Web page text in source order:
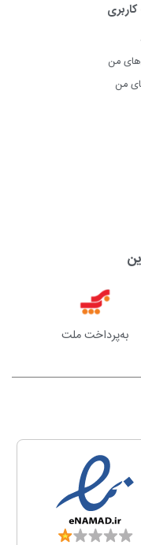
من
من
به‌پرداخت ملت